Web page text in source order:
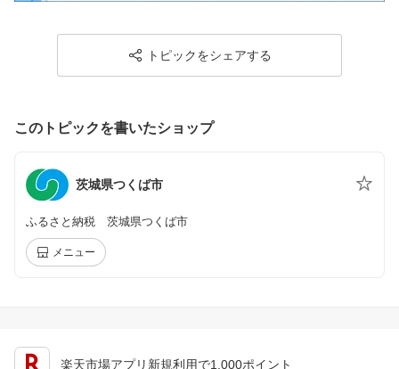
トピックをシェアする
このトピックを書いたショップ
茨城県つくば市
ふるさと納税 茨城県つくば市
メニュー
楽天市場アプリ新規利用で1,000ポイント